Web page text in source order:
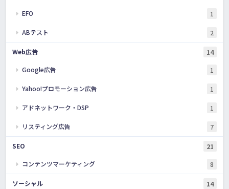
EFO 1
ABテスト 2
Web広告
14
Google広告
1
Yahoo!プロモーション広告 1
アドネットワーク・DSP 1
リスティング広告 7
SEO
21
コンテンツマーケティング
8
ソーシャル
14